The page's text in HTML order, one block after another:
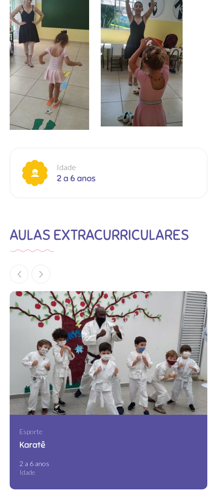
Idade
2 a 6 anos
AULAS EXTRACURRICULARES
Esporte
Karatê
2 a 6 anos
Idade